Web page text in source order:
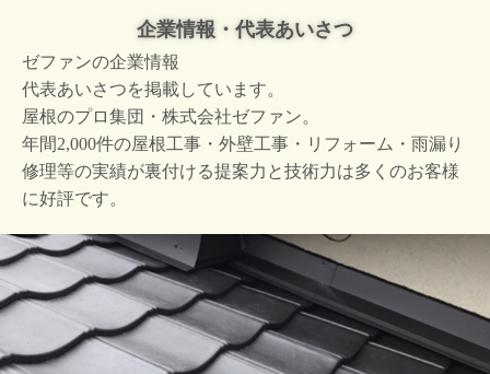
企業情報・代表あいさつ
ゼファンの企業情報
代表あいさつを掲載しています。
屋根のプロ集団・株式会社ゼファン。
年間2,000件の屋根工事・外壁工事・リフォーム・雨漏り
修理等の実績が裏付ける提案力と技術力は多くのお客様
に好評です。